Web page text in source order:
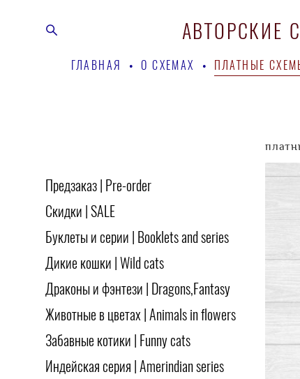
АВТОРСКИЕ
ГЛАВНАЯ • О СХЕМАХ • ПЛАТНЫЕ
АВТОРСКИЕ
ГЛАВНАЯ • О СХЕМАХ • ПЛАТНЫЕ
Предзаказ | Pre-order
Скидки | SALE
Буклеты и серии | Booklets and series
Дикие кошки | Wild cats
Драконы и фэнтези | Dragons,Fantasy
Животные в цветах | Animals in flowers
Забавные котики | Funny cats
Индейская серия | Amerindian series